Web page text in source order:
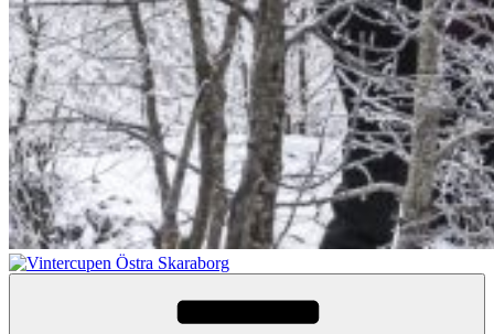
Vintercupen Östra Skaraborg